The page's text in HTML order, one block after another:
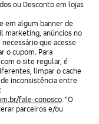
ou Desconto em lojas
em algum banner de
marketing, anúncios no
que acesse
o cupom. Para
o site regular, é
limpar o cache
de inconsistência entre
fale-conosco. “O
parceiros e/ou